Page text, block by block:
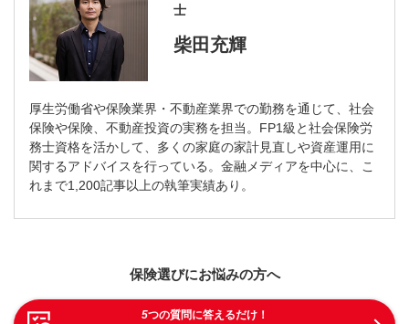
士
柴田充輝
厚生労働省や保険業界・不動産業界での勤務を通じて、社会
保険や保険、不動産投資の実務を担当。FP1級と社会保険労
務士資格を活かして、多くの家庭の家計見直しや資産運用に
関するアドバイスを行っている。金融メディアを中心に、こ
れまで1,200記事以上の執筆実績あり。
保険選びにお悩みの方へ
5つの質問に答えるだけ！